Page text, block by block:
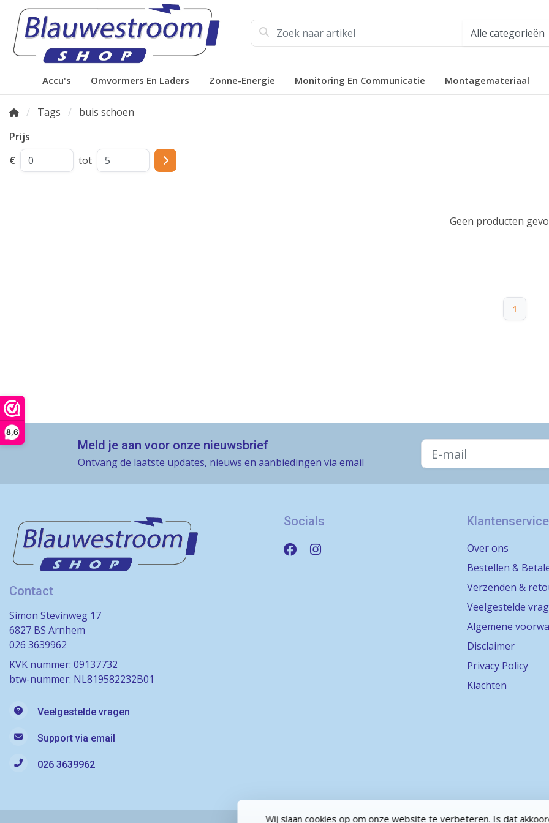
8,6
Wij slaan cookies op om onze website te verbeteren. Is dat
Accu's Omvormers En Laders Zonne-Energie Monitoring En Communicatie Montagemateriaal
Tags
buis schoen
Prijs
€
tot
Geen producten
1
Meld je aan voor onze nieuwsbrief
Ontvang de laatste updates, nieuws en aanbiedingen via email
Contact
Simon Stevinweg 17
6827 BS Arnhem
026 3639962
KVK nummer: 09137732
btw-nummer: NL819582232B01
Veelgestelde vragen
Support via email
026 3639962
Socials Klantenservice
Over ons
Bestellen &
Verzenden &
Veelgestelde
Algemene
Disclaimer
Privacy Policy
Klachten